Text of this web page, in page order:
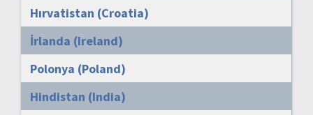
Hırvatistan (Croatia)
İrlanda (Ireland)
Polonya (Poland)
Hindistan (India)